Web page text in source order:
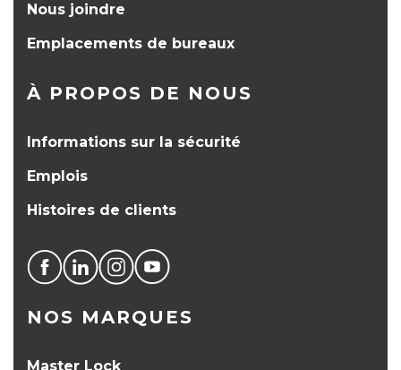
Nous joindre
Emplacements de bureaux
À PROPOS DE NOUS
Informations sur la sécurité
Emplois
Histoires de clients
NOS MARQUES
Master Lock